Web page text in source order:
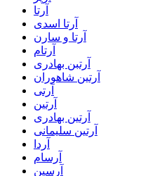
آرتا
آرتا اسدی
آرتا و سارن
آرتام
آرتبن بهادری
آرتين شاهوران
آرتی
آرتین
آرتین بهادری
آرتین سلیمانی
آردا
آرسام
آرسین